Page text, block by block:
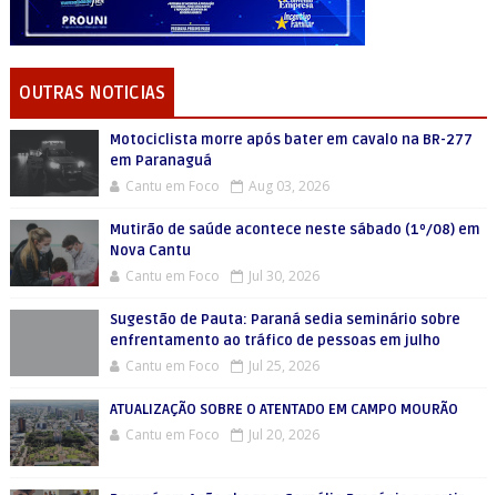
OUTRAS NOTICIAS
Motociclista morre após bater em cavalo na BR-277
em Paranaguá
Cantu em Foco Aug 03, 2026
Mutirão de saúde acontece neste sábado (1º/08) em
Nova Cantu
Cantu em Foco Jul 30, 2026
Sugestão de Pauta: Paraná sedia seminário sobre
enfrentamento ao tráfico de pessoas em julho
Cantu em Foco Jul 25, 2026
ATUALIZAÇÃO SOBRE O ATENTADO EM CAMPO MOURÃO
Cantu em Foco Jul 20, 2026